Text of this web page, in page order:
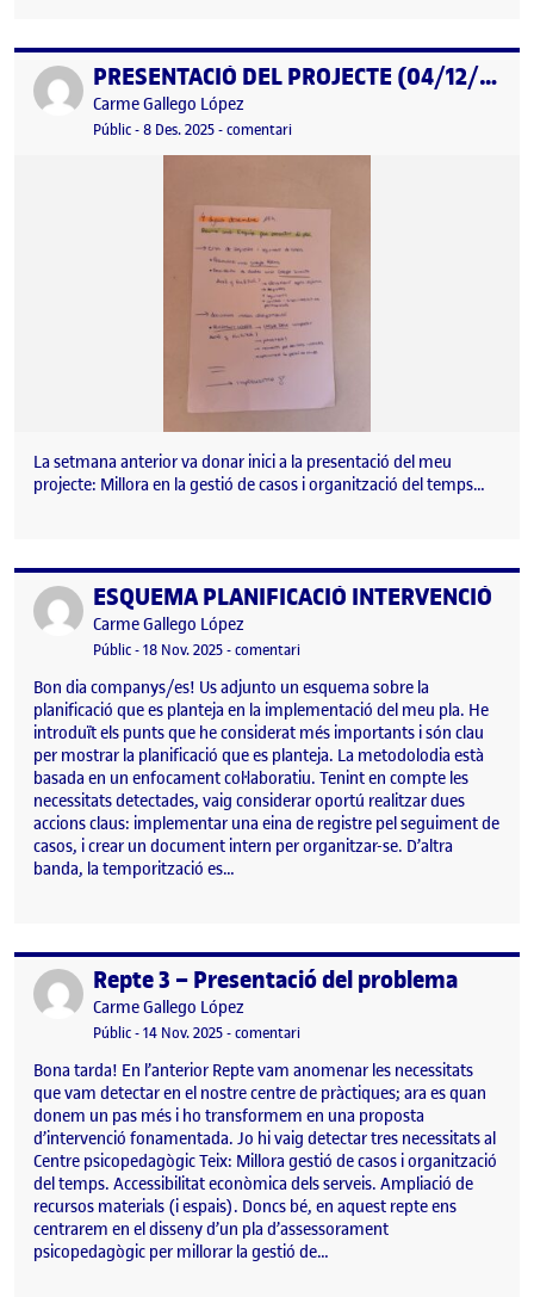
Publicat per PRESENTACIÓ DEL PROJECTE (04/12/2025)
Publicat per
Carme Gallego López
Visibilitat:
Públic-Data de publicació
8 Des. 20258 desembre, 2025 3:10 pm
-comentariel PRESENTACIÓ DEL PROJECTE (04/
La setmana anterior va donar inici a la presentació del meu
projecte: Millora en la gestió de casos i organització del temps…
Publicat perESQUEMA PLANIFICACIÓ INTERVENCIÓ
Publicat per
Carme Gallego López
Visibilitat:
Públic-Data de publicació
18 Nov. 2025-comentariel ESQUEMA PLANIFICACIÓ
Bon dia companys/es! Us adjunto un esquema sobre la
planificació que es planteja en la implementació del meu pla. He
introduït els punts que he considerat més importants i són clau
per mostrar la planificació que es planteja. La metodolodia està
basada en un enfocament col·laboratiu. Tenint en compte les
necessitats detectades, vaig considerar oportú realitzar dues
accions claus: implementar una eina de registre pel seguiment de
casos, i crear un document intern per organitzar-se. D’altra
banda, la temporització es…
Publicat perRepte 3 – Presentació del problema
Publicat per
Carme Gallego López
Visibilitat:
Públic-Data de publicació
14 Nov. 2025-comentariel Repte 3 – Presentació del
Bona tarda! En l’anterior Repte vam anomenar les necessitats
que vam detectar en el nostre centre de pràctiques; ara es quan
donem un pas més i ho transformem en una proposta
d’intervenció fonamentada. Jo hi vaig detectar tres necessitats al
Centre psicopedagògic Teix: Millora gestió de casos i organització
del temps. Accessibilitat econòmica dels serveis. Ampliació de
recursos materials (i espais). Doncs bé, en aquest repte ens
centrarem en el disseny d’un pla d’assessorament
psicopedagògic per millorar la gestió de…